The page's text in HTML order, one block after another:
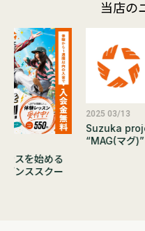
当店の
ンスを始める
ダンススクー
2025 03/13
Suzuka
“MAG(マグ)”